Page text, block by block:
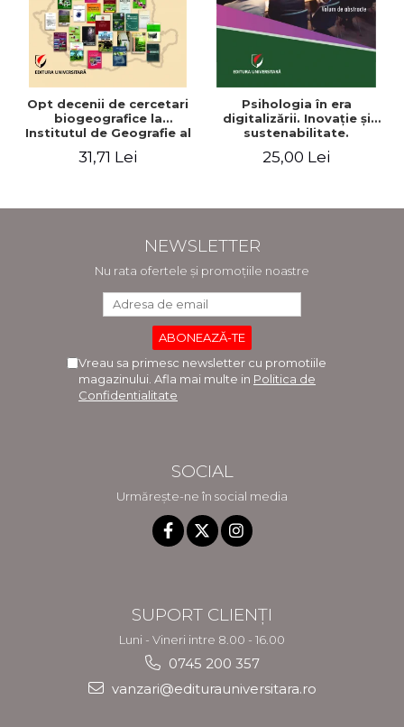
Opt decenii de cercetari
biogeografice la
Institutul de Geografie al
31,71 Lei
Psihologia în era
digitalizării. Inovaţie şi
sustenabilitate.
Volum de abstracte
25,00 Lei
NEWSLETTER
Nu rata ofertele și promoțiile noastre
Vreau sa primesc newsletter cu promotiile
magazinului. Afla mai multe in Politica de
Confidentialitate
SOCIAL
Urmărește-ne în social media
SUPORT CLIENȚI
Luni - Vineri intre 8.00 - 16.00
0745 200 357
vanzari@editurauniversitara.ro